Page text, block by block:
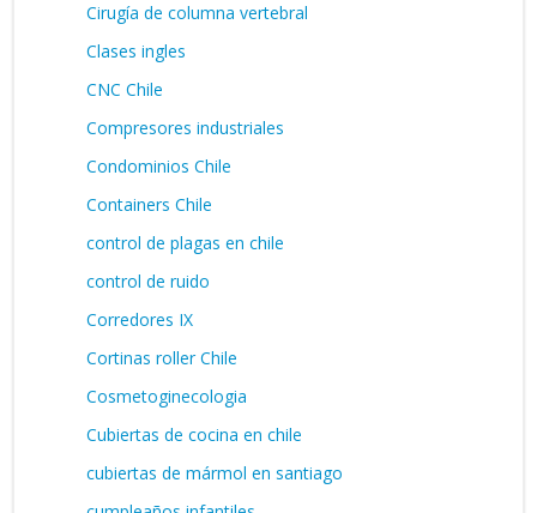
Cirugía de columna vertebral
Clases ingles
CNC Chile
Compresores industriales
Condominios Chile
Containers Chile
control de plagas en chile
control de ruido
Corredores IX
Cortinas roller Chile
Cosmetoginecologia
Cubiertas de cocina en chile
cubiertas de mármol en santiago